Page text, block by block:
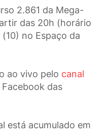
2.861 da Mega-
das 20h (horário
no Espaço da
ao vivo pelo canal
Facebook das
está acumulado em